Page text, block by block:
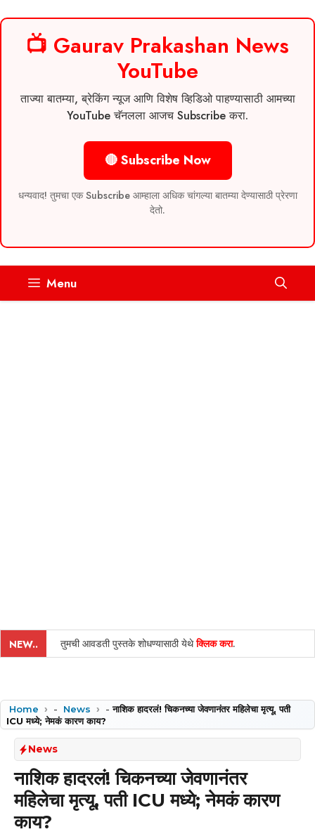
📺 Gaurav Prakashan News
YouTube
ताज्या बातम्या, ब्रेकिंग न्यूज आणि विशेष व्हिडिओ पाहण्यासाठी आमच्या
YouTube चॅनलला आजच Subscribe करा.
🔴 Subscribe Now
धन्यवाद! तुमचा एक Subscribe आम्हाला अधिक चांगल्या बातम्या देण्यासाठी प्रेरणा
देतो.
Menu
NEW.. तुमची आवडती पुस्तके शोधण्यासाठी येथेक्लिक करा.
Home - News -नाशिक हादरलं! चिकनच्या जेवणानंतर महिलेचा मृत्यू, पती
ICU मध्ये; नेमकं कारण काय?
News
नाशिक हादरलं! चिकनच्या जेवणानंतर
महिलेचा मृत्यू, पती ICU मध्ये; नेमकं कारण
काय?